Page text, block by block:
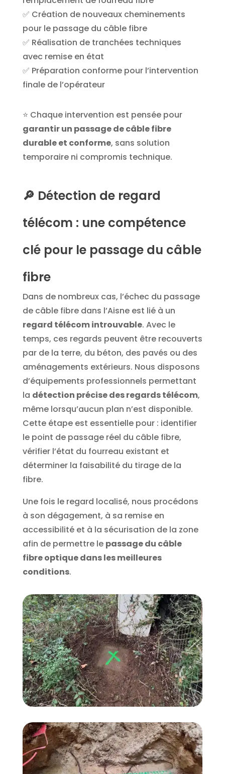
✅ Création de nouveaux cheminements
pour le passage du câble fibre
✅ Réalisation de tranchées techniques
avec remise en état
✅ Préparation conforme pour l’intervention
finale de l’opérateur
⭐ Chaque intervention est pensée pour
garantir un passage de câble fibre
durable et conforme, sans solution
temporaire ni compromis technique.
🔎 Détection de regard
télécom : une compétence
clé pour le passage du câble
fibre
Dans de nombreux cas, l’échec du passage
de câble fibre dans l’Aisne est lié à un
regard télécom introuvable. Avec le
temps, ces regards peuvent être recouverts
par de la terre, du béton, des pavés ou des
aménagements extérieurs. Nous disposons
d’équipements professionnels permettant
la détection précise des regards télécom,
même lorsqu’aucun plan n’est disponible.
Cette étape est essentielle pour : identifier
le point de passage réel du câble fibre,
vérifier l’état du fourreau existant et
déterminer la faisabilité du tirage de la
fibre.
Une fois le regard localisé, nous procédons
à son dégagement, à sa remise en
accessibilité et à la sécurisation de la zone
afin de permettre le passage du câble
fibre optique dans les meilleures
conditions.